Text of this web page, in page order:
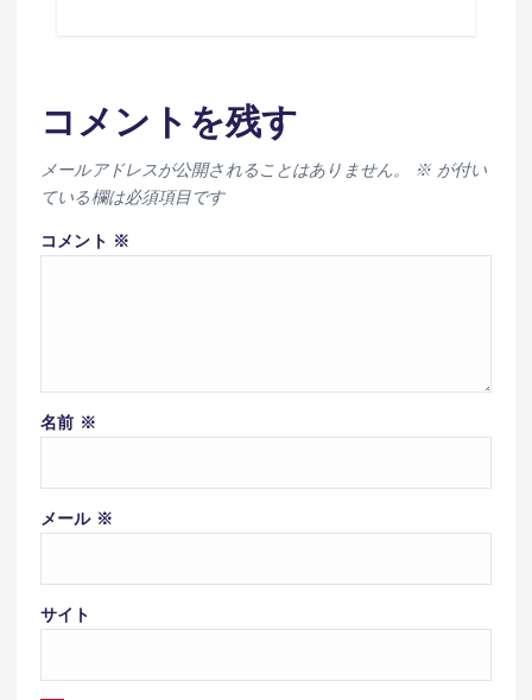
コメントを残す
メールアドレスが公開されることはありません。 ※が付い
ている欄は必須項目です
コメント ※
名前 ※
メール ※
サイト